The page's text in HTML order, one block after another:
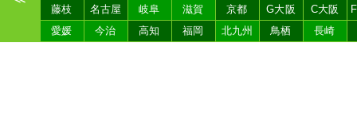
藤枝
名古屋 岐阜 滋賀 京都 G大阪 C大阪
愛媛
今治 高知 福岡 北九州 鳥栖 長崎